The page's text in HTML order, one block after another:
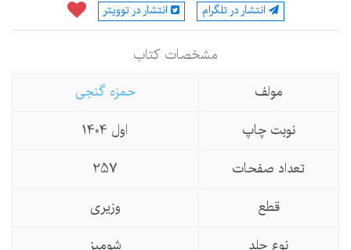
انتشار در تلگرام انتشار در توویتر
مشخصات كتاب
مولف
حمزه گنجی
نوبت چاپ
اول 1404
تعداد صفحات
257
قطع
وزیری